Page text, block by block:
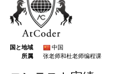
国と地域
中国
所属
张老师和杜老师编程课